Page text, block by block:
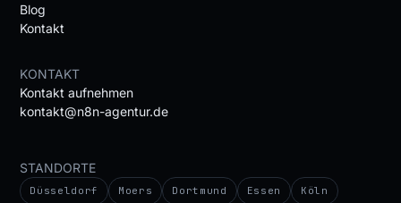
Blog
Kontakt
KONTAKT
Kontakt aufnehmen
kontakt@n8n-agentur.de
STANDORTE
Düsseldorf Moers Dortmund Essen Köln